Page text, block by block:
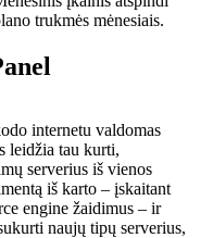
trukmės mėnesiais.
internetu valdomas
leidžia tau kurti,
serverius iš vienos
iš karto – įskaitant
engine žaidimus – ir
naujų tipų serverius,